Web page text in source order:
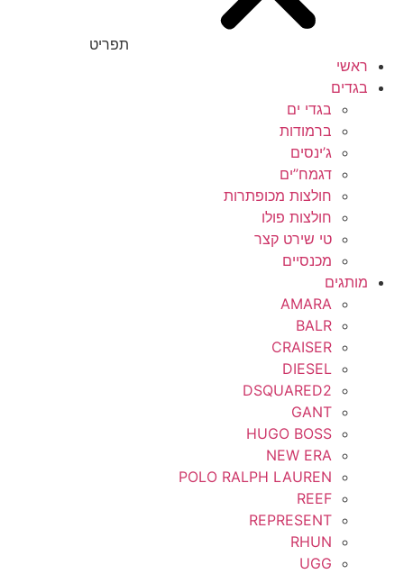
תפריט
ראשי
בגדים
בגדי ים
ברמודות
ג’ינסים
דגמח”ים
חולצות מכופתרות
חולצות פולו
טי שירט קצר
מכנסיים
מותגים
AMARA
BALR
CRAISER
DIESEL
DSQUARED2
GANT
HUGO BOSS
NEW ERA
POLO RALPH LAUREN
REEF
REPRESENT
RHUN
UGG